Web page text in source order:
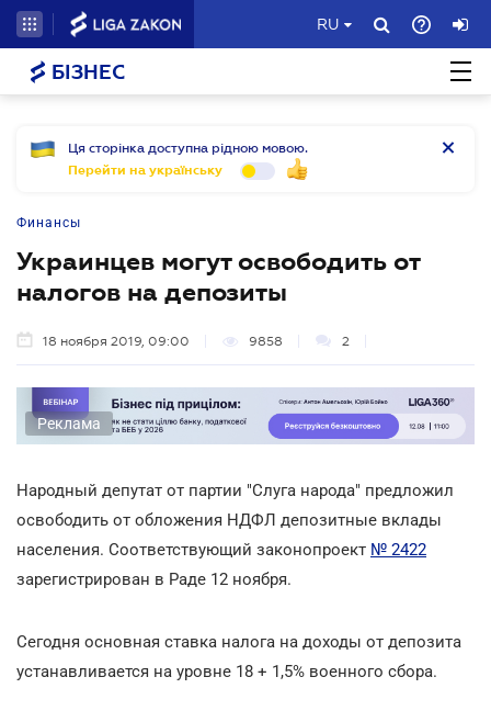
RU
БІЗНЕС
Ця сторінка доступна рідною мовою.
Перейти на українську
Финансы
Украинцев могут освободить от
налогов на депозиты
18 ноября 2019, 09:00 9858 2
Реклама
Народный депутат от партии "Слуга народа" предложил
освободить от обложения НДФЛ депозитные вклады
населения. Соответствующий законопроект № 2422
зарегистрирован в Раде 12 ноября.
Сегодня основная ставка налога на доходы от депозита
устанавливается на уровне 18 + 1,5% военного сбора.